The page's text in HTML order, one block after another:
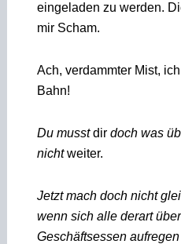
eingeladen zu werden.
mir Scham.
Ach, verdammter Mist,
Bahn!
Du musstdir doch was
nichtweiter.
Jetzt mach doch nicht
wenn sich alle derart
Geschäftsessen